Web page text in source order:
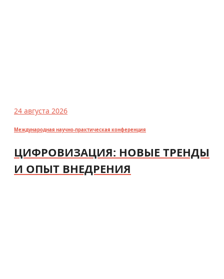
24 августа 2026
Международная научно-практическая конференция
ЦИФРОВИЗАЦИЯ: НОВЫЕ ТРЕНДЫ
И ОПЫТ ВНЕДРЕНИЯ